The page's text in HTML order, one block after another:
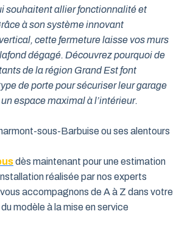
souhaitent allier fonctionnalité et
à son système innovant
cette fermeture laisse vos murs
dégagé. Découvrez pourquoi de
de la région Grand Est font
de porte pour sécuriser leur garage
espace maximal à l’intérieur.
sous-Barbuise ou ses alentours
dès maintenant pour une estimation
réalisée par nos experts
accompagnons de A à Z dans votre
modèle à la mise en service